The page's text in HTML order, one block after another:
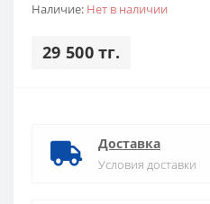
Наличие: Нет в наличии
29 500 тг.
Доставка
Условия доставки